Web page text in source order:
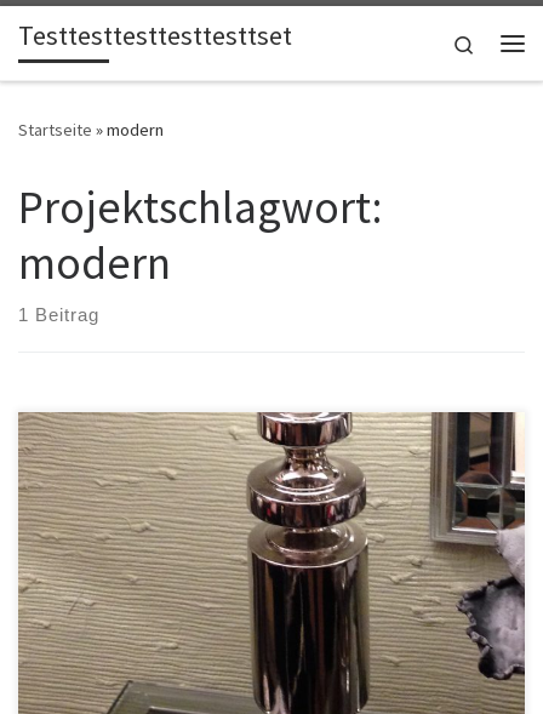
Zum Inhalt springen
Testtesttesttesttesttset
Search
Startseite »modern
Projektschlagwort:
modern
1 Beitrag